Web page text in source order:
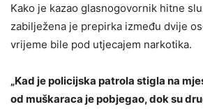
Kako je kazao glasnogovornik hitne
zabilježena je prepirka između dvije
vrijeme bile pod utjecajem narkotika.
„Kad je policijska patrola stigla na
od muškaraca je pobjegao, dok su